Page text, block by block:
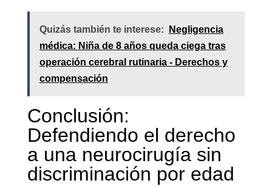
Quizás también te interese:
Negligencia
médica: Niña de 8 años queda ciega tras
operación cerebral rutinaria - Derechos y
compensación
Conclusión:
Defendiendo el derecho
a una neurocirugía sin
discriminación por edad